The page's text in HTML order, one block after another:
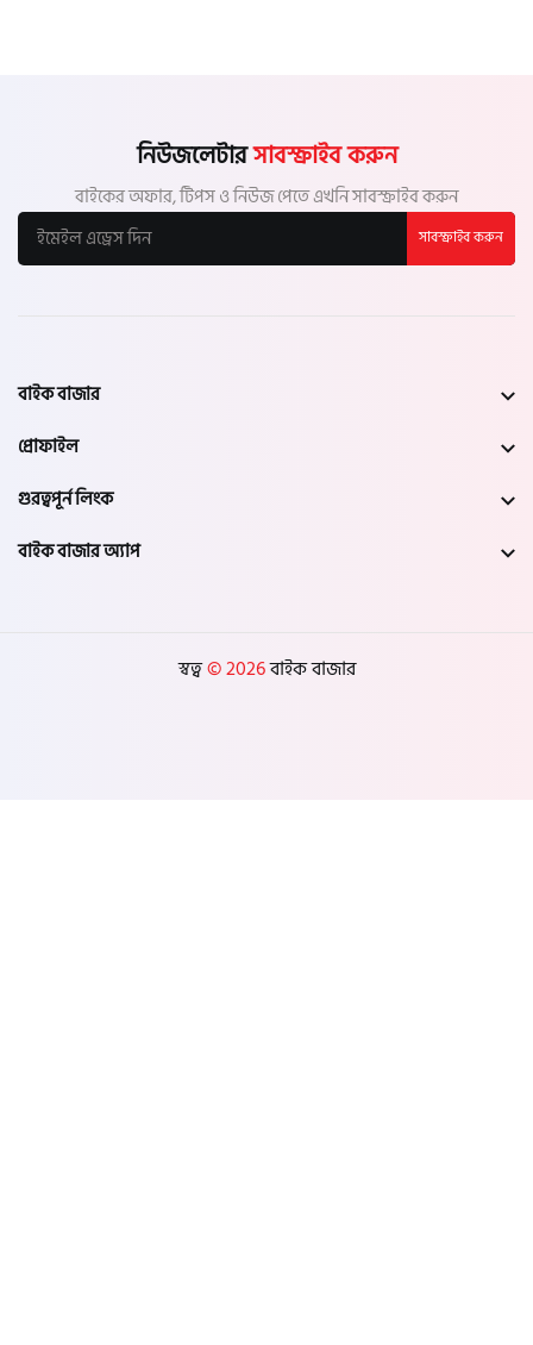
নিউজলেটারসাবস্ক্রাইব করুন
বাইকের অফার, টিপস ও নিউজ পেতে এখনি সাবস্ক্রাইব করুন
সাবস্ক্রাইব করুন
বাইক বাজার
প্রোফাইল
গুরত্বপূর্ন লিংক
বাইক বাজার অ্যাপ
স্বত্ব© 2026বাইক বাজার